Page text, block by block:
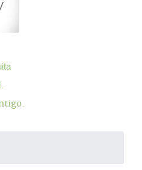
.